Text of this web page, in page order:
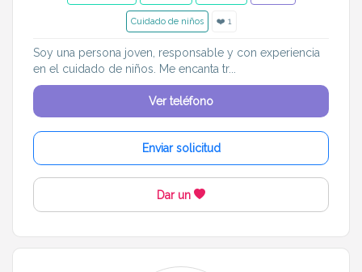
Cuidado de niños ❤️ 1
Soy una persona joven, responsable y con experiencia
en el cuidado de niños. Me encanta tr...
Ver teléfono
Enviar solicitud
Dar un